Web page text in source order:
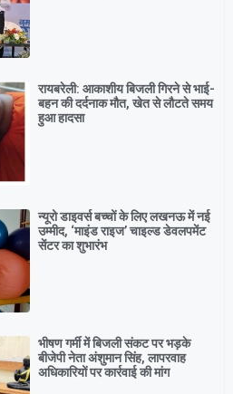
रायबरेली: आकाशीय बिजली गिरने से भाई-
बहन की दर्दनाक मौत, खेत से लौटते समय
हुआ हादसा
न्यूरो डाइवर्स बच्चों के लिए लखनऊ में नई
उम्मीद, ‘माइंड राइज’ चाइल्ड डेवलपमेंट
सेंटर का शुभारंभ
भीषण गर्मी में बिजली संकट पर भड़के
बीजेपी नेता अंशुमान सिंह, लापरवाह
अधिकारियों पर कार्रवाई की मांग